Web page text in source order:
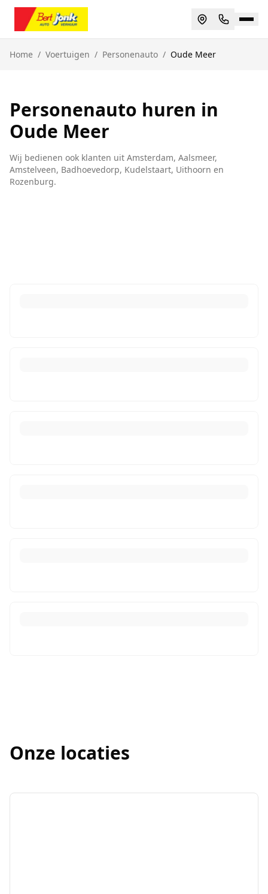
Home / Voertuigen / Personenauto / Oude Meer
Personenauto huren in
Oude Meer
Wij bedienen ook klanten uit Amsterdam, Aalsmeer,
Amstelveen, Badhoevedorp, Kudelstaart, Uithoorn en
Rozenburg.
Onze locaties